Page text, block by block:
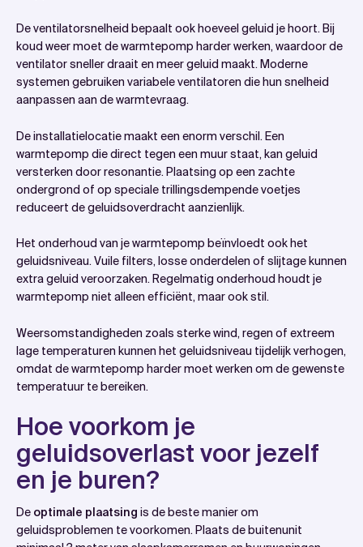
De ventilatorsnelheid bepaalt ook hoeveel geluid je hoort. Bij
koud weer moet de warmtepomp harder werken, waardoor de
ventilator sneller draait en meer geluid maakt. Moderne
systemen gebruiken variabele ventilatoren die hun snelheid
aanpassen aan de warmtevraag.
De installatielocatie maakt een enorm verschil. Een
warmtepomp die direct tegen een muur staat, kan geluid
versterken door resonantie. Plaatsing op een zachte
ondergrond of op speciale trillingsdempende voetjes
reduceert de geluidsoverdracht aanzienlijk.
Het onderhoud van je warmtepomp beïnvloedt ook het
geluidsniveau. Vuile filters, losse onderdelen of slijtage kunnen
extra geluid veroorzaken. Regelmatig onderhoud houdt je
warmtepomp niet alleen efficiënt, maar ook stil.
Weersomstandigheden zoals sterke wind, regen of extreem
lage temperaturen kunnen het geluidsniveau tijdelijk verhogen,
omdat de warmtepomp harder moet werken om de gewenste
temperatuur te bereiken.
Hoe voorkom je
geluidsoverlast voor jezelf
en je buren?
De optimale plaatsing is de beste manier om
geluidsproblemen te voorkomen. Plaats de buitenunit